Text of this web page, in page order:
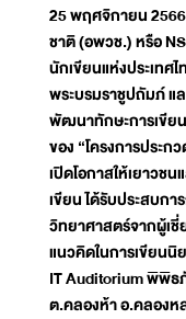
25 พฤศจิกายน
ชาติ (อพวช.) หรือ
นักเขียนแห่งประเทศ
พระบรมราชูปถัมภ์ แ
พัฒนาทักษะการเขีย
ของ “โครงการประ
เปิดโอกาสให้เยาวช
เขียน ได้รับประสบก
วิทยาศาสตร์จากผู้เชี่
แนวคิดในการเขียน
IT Auditorium พิพิธ
ต.คลองห้า อ.คลองห